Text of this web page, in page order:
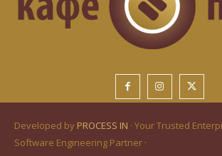
Developed by PROCESS IN · Your Trusted
Software Engineering Partner ·